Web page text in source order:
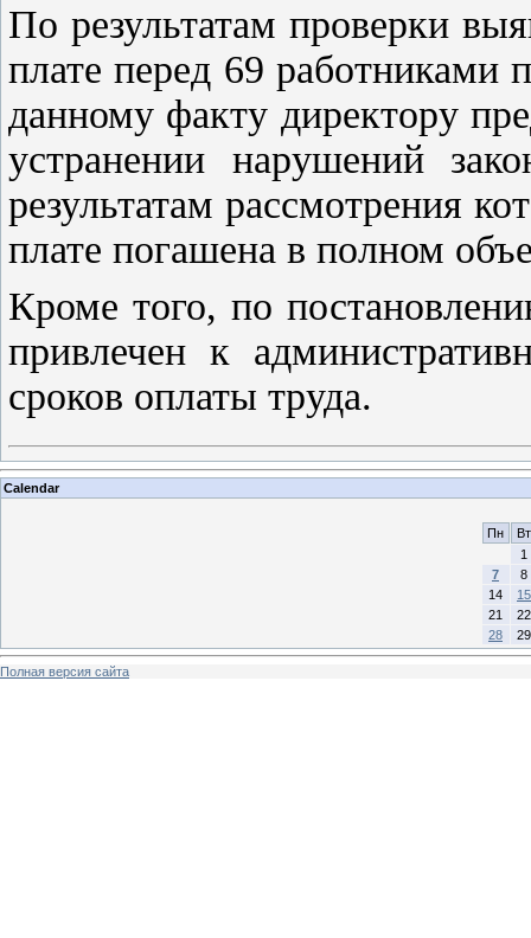
По результатам проверки
плате перед 69 работниками
данному факту директору
устранении нарушений
результатам рассмотрения
плате погашена в полном
Кроме того, по
привлечен к
сроков оплаты труда.
Calendar
Пн
Вт
1
7
8
14
15
21
22
28
29
Полная версия сайта